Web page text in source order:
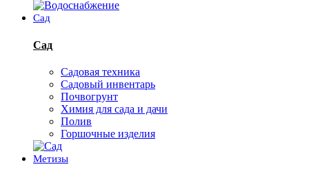
Сад
Сад
Садовая техника
Садовый инвентарь
Почвогрунт
Химия для сада и дачи
Полив
Горшочные изделия
Метизы